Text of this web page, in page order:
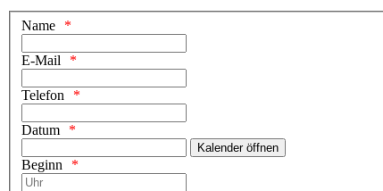
Name
E-Mail
Telefon
Datum
Kalender öffnen
Beginn